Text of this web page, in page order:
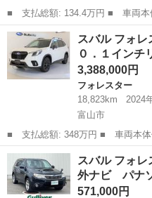
■ 支払総額: 134.4万円 ■ 車両本体価格： 1,210,000 円 ■ メーカ
ー名： スバル ■ 車種名： フ
０ｉ－Ｓ ＥｙｅＳｉｇｈｔ タ
気量：...
富山 富山市
スバル フォ
０．１インチ
3,388,000円
フォレスター
18,823km
2024
富山市
■ 支払総額: 348万円 ■ 車両本体価格： 3,388,000 円 ■ メーカー
名： スバル ■ 車種名： フォ
エディション １０．１インチリ
量： 180...
富山 富山市
スバル フォ
外ナビ パナ
571,000円